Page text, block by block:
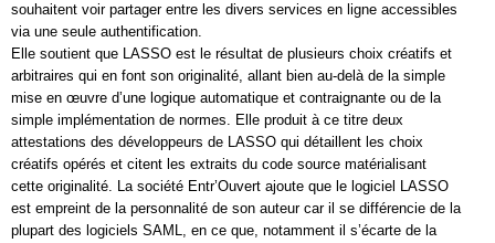
souhaitent voir partager entre les divers services en ligne accessibles
via une seule authentification.
Elle soutient que LASSO est le résultat de plusieurs choix créatifs et
arbitraires qui en font son originalité, allant bien au-delà de la simple
mise en œuvre d’une logique automatique et contraignante ou de la
simple implémentation de normes. Elle produit à ce titre deux
attestations des développeurs de LASSO qui détaillent les choix
créatifs opérés et citent les extraits du code source matérialisant
cette originalité. La société Entr’Ouvert ajoute que le logiciel LASSO
est empreint de la personnalité de son auteur car il se différencie de la
plupart des logiciels SAML, en ce que, notamment il s’écarte de la